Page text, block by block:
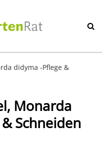
didyma -Pflege &
Monarda
Schneiden